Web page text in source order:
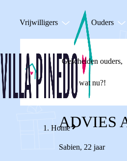
Vrijwilligers Ouders
Gescheiden ouders,
wat nu?!
HomeADVIES
Sabien, 22 jaar